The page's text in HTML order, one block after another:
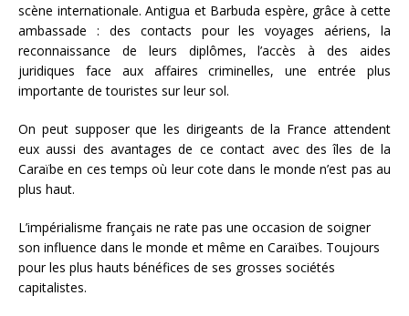
scène internationale. Antigua et Barbuda espère, grâce à cette
ambassade : des contacts pour les voyages aériens, la
reconnaissance de leurs diplômes, l’accès à des aides
juridiques face aux affaires criminelles, une entrée plus
importante de touristes sur leur sol.
On peut supposer que les dirigeants de la France attendent
eux aussi des avantages de ce contact avec des îles de la
Caraïbe en ces temps où leur cote dans le monde n’est pas au
plus haut.
L’impérialisme français ne rate pas une occasion de soigner
son influence dans le monde et même en Caraïbes. Toujours
pour les plus hauts bénéfices de ses grosses sociétés
capitalistes.